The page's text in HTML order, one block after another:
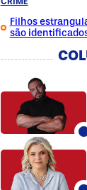
Filhos
são